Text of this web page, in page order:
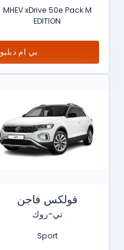
MHEV xDrive 50e Pack M
EDITION
بي ام دبليو VS مرسيدس-بنز
فولكس فاجن
تي-روك
Sport